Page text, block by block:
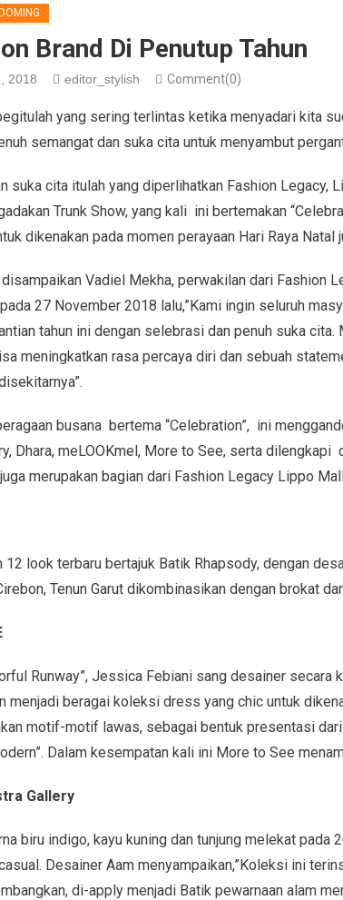
Brand Di Penutup Tahun
2018 editor_stylish Comment(0)
yang sering terlintas ketika menyadari kita
semangat dan suka cita untuk menyambut
suka cita itulah yang diperlihatkan Fashion Legacy,
Trunk Show, yang kali ini bertemakan
dikenakan pada momen perayaan Hari Raya Natal
Vadiel Mekha, perwakilan dari Fashion
27 November 2018 lalu,”Kami ingin seluruh
tahun ini dengan selebrasi dan penuh suka
meningkatkan rasa percaya diri dan sebuah
busana bertema “Celebration”, ini
Dhara, meLOOKmel, More to See, serta
merupakan bagian dari Fashion Legacy Lippo
12 look terbaru bertajuk Batik Rhapsody, dengan
Tenun Garut dikombinasikan dengan brokat
Runway”, Jessica Febiani sang desainer
menjadi beragai koleksi dress yang chic untuk
motif-motif lawas, sebagai bentuk presentasi
Dalam kesempatan kali ini More to See
Gallery
biru indigo, kayu kuning dan tunjung melekat
Desainer Aam menyampaikan,”Koleksi ini
di-apply menjadi Batik pewarnaan alam